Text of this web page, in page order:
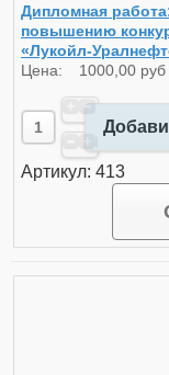
Дипломная
повышению
«Лукойл-
Цена: 1000,00 руб
Артикул: 413